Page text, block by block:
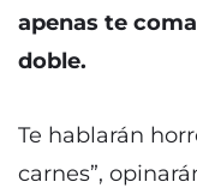
apenas te
doble.
Te hablarán
carnes”,